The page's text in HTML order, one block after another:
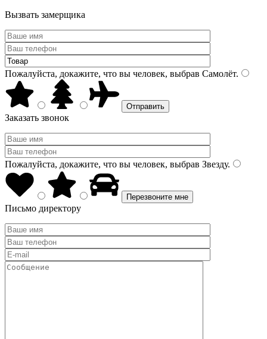
Вызвать замерщика
Пожалуйста, докажите, что вы человек, выбрав Самолёт.
Заказать звонок
Пожалуйста, докажите, что вы человек, выбрав Звезду.
Письмо директору